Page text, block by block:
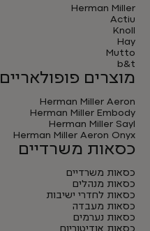
Herman Miller
Actiu
Knoll
Hay
Mutto
b&t
מוצרים פופולאריים
Herman Miller Aeron
Herman Miller Embody
Herman Miller Sayl
Herman Miller Aeron Onyx
כסאות משרדיים
כסאות משרדיים
כסאות מנהלים
כסאות לחדרי ישיבות
כסאות מעבדה
כסאות נערמים